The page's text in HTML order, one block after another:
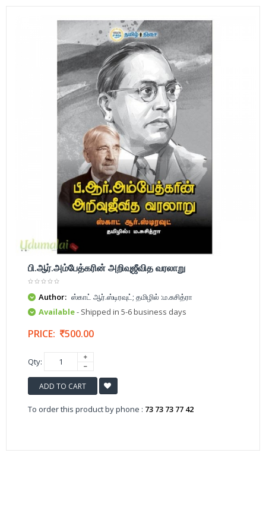
பி.ஆர்.அம்பேத்கரின் அறிவுஜீவித வரலாறு
Author: ஸ்காட் ஆர்.ஸ்டிரவுட்; தமிழில் :ம.சுசித்ரா
Available- Shipped in 5-6 business days
PRICE: 500.00
Qty:
ADD TO CART
To order this product by phone : 73 73 73 77 42